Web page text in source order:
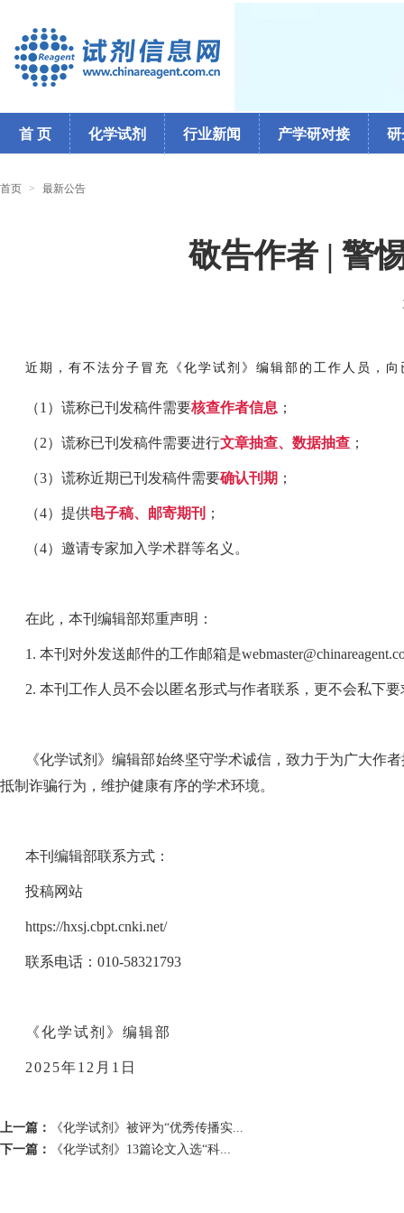
首 页 化学试剂 行业新闻 产学研对接 研
首页 > 最新公告
敬告作者 | 警
近期，有不法分子冒充《化学试剂》编辑部的工作人员，
（1）谎称已刊发稿件需要核查作者信息 ；
（2）谎称已刊发稿件需要进行文章抽查、数据抽查 ；
（3）谎称近期已刊发稿件需要确认刊期 ；
（4）提供电子稿、邮寄期刊 ；
（4）邀请专家加入学术群等名义。
在此，本刊编辑部郑重声明：
1. 本刊对外发送邮件的工作邮箱是
2. 本刊工作人员不会以匿名形式与作者联系，更不会私下
《化学试剂》编辑部始终坚守学术诚信，致力于为广大作
抵制诈骗行为，维护健康有序的学术环境。
本刊编辑部联系方式：
投稿网站
https://hxsj.cbpt.cnki.net/
联系电话：010-58321793
《化学试剂》编辑部
2025年12月1日
上一篇：
《化学试剂》被评为“优秀传播实...
下一篇：
《化学试剂》13篇论文入选“科...